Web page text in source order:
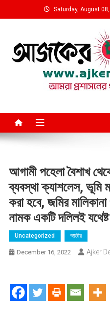
to
Saturday, August
আগামী পহেলা বৈশাখ
ব্যবস্থা ক্যাশলেস, ভূমি
করা হবে, জমির
নামক একটি দলিলই
Uncategorized জাতীয়
December 16, 2022 Ajker